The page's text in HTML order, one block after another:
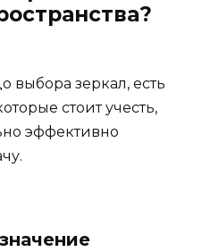
выбора зеркал, есть
стоит учесть,
эффективно